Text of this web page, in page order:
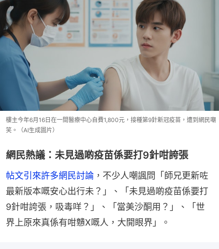
樓主今年6月16日在一間醫療中心自費1,800元，接種第9針新冠疫苗，遭到網民嘲
笑。（AI生成圖片）
網民熱議：未見過啲疫苗係要打9針咁誇張
帖文引來許多網民討論 ，不少人嘲諷問「師兄更新咗
最新版本嘅安心出行未？」、「未見過啲疫苗係要打
9針咁誇張，吸毒咩？」、「當美沙酮用？」、「世
界上原來真係有咁戇X嘅人，大開眼界」。